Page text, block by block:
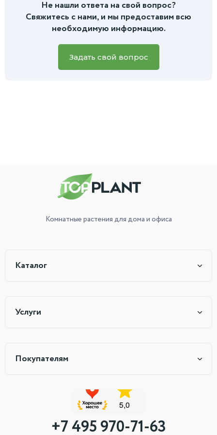
дальнейшей пересадке вы найдете в инструкции, которую
мы приложим к заказу.
или есть вопросы по уходу, вы всегда можете написать
в чат на сайте или в мессенджеры.
быстрой и точной помощи, пожалуйста, приложите фото
вашего зеленого питомца, и наш специалист обязательно
Не нашли ответа на свой вопрос?
Свяжитесь с нами, и мы предоставим всю
необходимую информацию.
Задать свой вопрос
Комнатные растениядля дома и офиса
Каталог
Услуги
Покупателям
+7 495 970-71-63